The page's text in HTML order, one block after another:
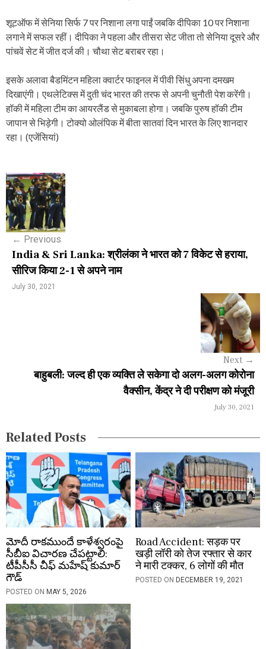
शूटऑफ में सेनिया सिर्फ 7 पर निशाना लगा पाईं जबकि दीपिका 10 पर निशाना
लगाने में सफल रहीं। दीपिका ने पहला और तीसरा सेट जीता तो सेनिया दूसरे और
पांचवें सेट में जीत दर्ज की। चौथा सेट बराबर रहा।
इसके अलावा बैडमिंटन महिला क्वार्टर फाइनल में पीवी सिंधु अपना दमखम
दिखाएंगी। एथलेटिक्स में दुती चंद भारत की तरफ से अपनी चुनौती पेश करेंगी।
हॉकी में महिला टीम का आयरलैंड से मुकाबला होगा। जबकि पुरुष हॉकी टीम
जापान से भिड़ेगी। टोक्यो ओलंपिक में बीता सातवां दिन भारत के लिए शानदार
रहा। (एजेंसियां)
P
o
s
n
a
o
n
← Previous
India & Sri Lanka: श्रीलंका ने भारत को 7 विकेट से हराया,
सीरिज किया 2-1 से अपने नाम
July 30, 2021
Next →
बाहुबली: जल्द ही एक व्यक्ति ले सकेगा दो अलग-अलग कोरोना
वैक्सीन, केंद्र ने दी परीक्षण को मंजूरी
July 30, 2021
Related Posts
మోదీ రాకముందే కాళేశ్వరంపై
సీబీఐ విచారణ చేపట్టాలి:
టీపీసీసీ చీఫ్ మహేష్ కుమార్
గౌడ్
POSTED ON MAY 5, 2026
Road Accident: सड़क पर
खड़ी लॉरी को तेज रफ्तार से कार
ने मारी टक्कर, 6 लोगों की मौत
POSTED ON DECEMBER 19, 2021